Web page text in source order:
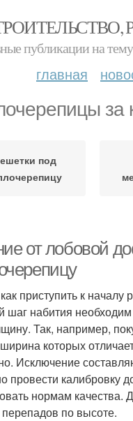
публикации на
главная
за
под
от лобовой
приступить к началу
шаг набития
Так, например,
которых
Исключение
провести калибровку
нормам
перепадов по высоте.